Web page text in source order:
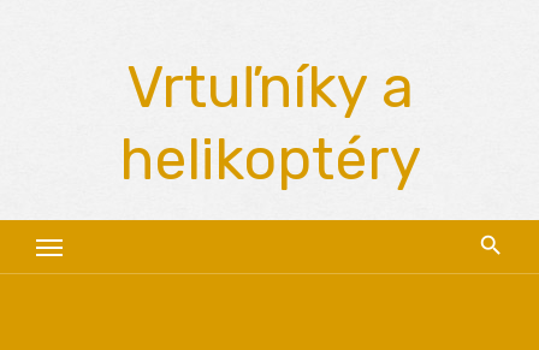
Vrtuľníky a
helikoptéry